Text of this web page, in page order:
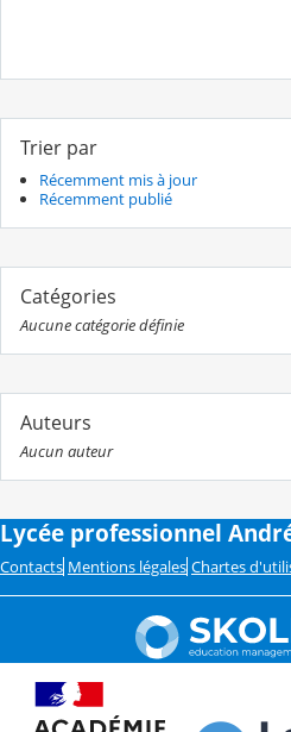
Trier par
Récemment mis à jour
Récemment publié
Catégories
Aucune catégorie définie
Auteurs
Aucun auteur
Lycée professionnel
Contacts Mentions légales Chartes